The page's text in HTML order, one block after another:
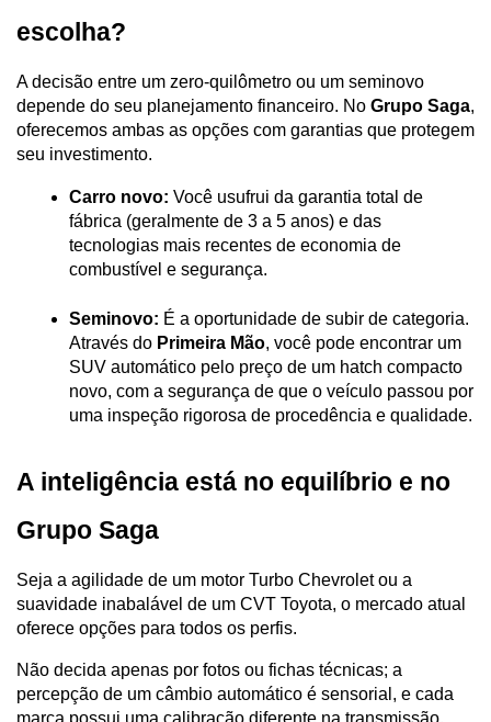
escolha?
A decisão entre um zero-quilômetro ou um seminovo
depende do seu planejamento financeiro. No Grupo Saga,
oferecemos ambas as opções com garantias que protegem
seu investimento.
Carro novo: Você usufrui da garantia total de
fábrica (geralmente de 3 a 5 anos) e das
tecnologias mais recentes de economia de
combustível e segurança.
Seminovo: É a oportunidade de subir de categoria.
Através do Primeira Mão, você pode encontrar um
SUV automático pelo preço de um hatch compacto
novo, com a segurança de que o veículo passou por
uma inspeção rigorosa de procedência e qualidade.
A inteligência está no equilíbrio e no
Grupo Saga
Seja a agilidade de um motor Turbo Chevrolet ou a
suavidade inabalável de um CVT Toyota, o mercado atual
oferece opções para todos os perfis.
Não decida apenas por fotos ou fichas técnicas; a
percepção de um câmbio automático é sensorial, e cada